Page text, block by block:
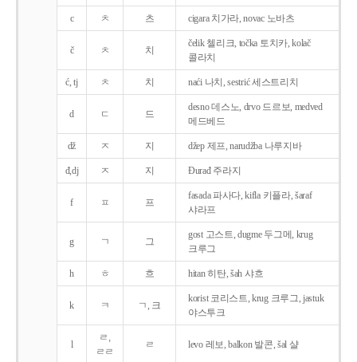
c ㅊ 츠 cigara 치가라, novac 노바츠
č ㅊ 치
čelik 첼리크, točka 토치카, kolač
콜라치
ć, tj ㅊ 치 naći 나치, sestrić 세스트리치
d ㄷ 드
desno 데스노, drvo 드르보, medved
메드베드
dž ㅈ 지 džep 제프, narudžba 나루지바
đ,dj ㅈ 지 Ðurađ 주라지
f ㅍ 프
fasada 파사다, kifla 키플라, šaraf
샤라프
g ㄱ 그
gost 고스트, dugme 두그메, krug
크루그
h ㅎ 흐 hitan 히탄, šah 샤흐
k ㅋ ㄱ, 크
korist 코리스트, krug 크루그, jastuk
야스투크
l
ㄹ,
ㄹㄹ
ㄹ levo 레보, balkon 발콘, šal 샬